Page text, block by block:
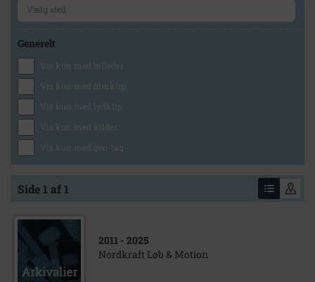
Generelt
Vis kun med billeder
Vis kun med filmklip
Vis kun med lydklip
Vis kun med kilder
Vis kun med geo-tag
Side 1 af 1
2011 - 2025
Nordkraft Løb & Motion